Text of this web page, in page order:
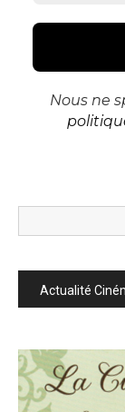
Nous ne
Actualité